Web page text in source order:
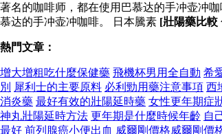
著名的咖啡师，都在使用巴慕达的手冲壶冲
慕达的手冲壶冲咖啡。 日本騰素 [壯陽藥比較
熱門文章：
增大增粗吃什麼保健藥 飛機杯男用全自動 希
別 犀利士的主要原料 必利勁用藥注意事項 西
消炎藥 最好有效的壯陽延時藥 女性更年期症
神丸壯陽延時方法 更年期是什麼時候年齡 自
最好 前列腺癌小便出血 威爾剛價格威爾剛價